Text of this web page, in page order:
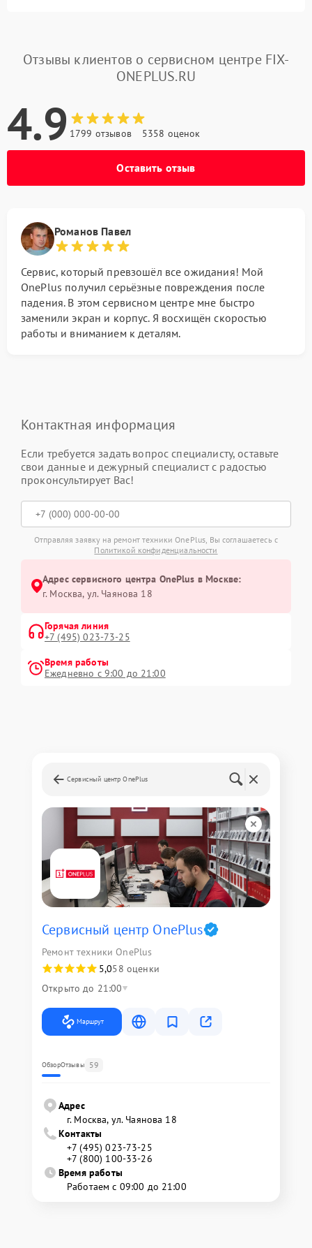
Отзывы клиентов о сервисном центре FIX-
ONEPLUS.RU
4.9 1799 отзывов 5358 оценок
Оставить отзыв
Романов Павел
Сервис, который превзошёл все ожидания! Мой
OnePlus получил серьёзные повреждения после
падения. В этом сервисном центре мне быстро
заменили экран и корпус. Я восхищён скоростью
работы и вниманием к деталям.
Контактная информация
Если требуется задать вопрос специалисту, оставьте
свои данные и дежурный специалист с радостью
проконсультирует Вас!
Отправляя заявку на ремонт техники OnePlus, Вы соглашаетесь с
Политикой конфиденциальности
Адрес сервисного центра OnePlus в Москве:
г. Москва, ул. Чаянова 18
Горячая линия
+7 (495) 023-73-25
Время работы
Ежедневно с 9:00 до 21:00
Сервисный центр OnePlus
Сервисный центр OnePlus
Ремонт техники OnePlus
5,058 оценки
Открыто до 21:00
Маршрут
ОбзорОтзывы 59
Адрес
г. Москва, ул. Чаянова 18
Контакты
+7 (495) 023-73-25
+7 (800) 100-33-26
Время работы
Работаем с 09:00 до 21:00